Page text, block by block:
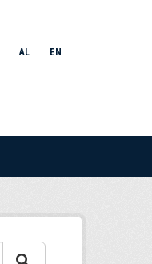
AL EN